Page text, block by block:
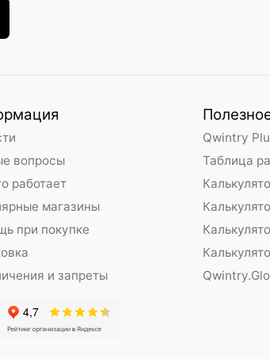
вопросы
работает
магазины
при покупке
и запреты
Qwintry
Таблица